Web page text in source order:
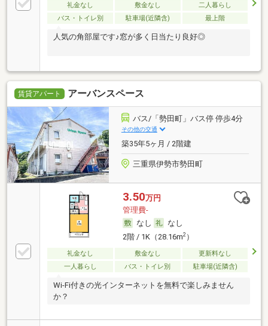
礼金なし 敷金なし
二人暮らし
バス・トイレ別
駐車場(近隣含) 最上階
人気の角部屋です♪窓が多く日当たり良好◎
賃貸アパート アーバンスペース
バス/「勢田町」バス停 停歩4分
その他の交通
築35年5ヶ月 / 2階建
三重県伊勢市勢田町
3.50万円
管理費-
なし
なし
2階 / 1K（28.16m2）
礼金なし 敷金なし
更新料なし
一人暮らし
バス・トイレ別 駐車場(近隣含)
Wi-Fi付きの光インターネットを無料で楽しみません
か？